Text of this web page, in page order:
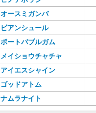
オースミガンバ
ビアンシュール
ポートバブルガム
メイショウチャチャ
アイエスシャイン
ゴッドアトム
ナムラナイト